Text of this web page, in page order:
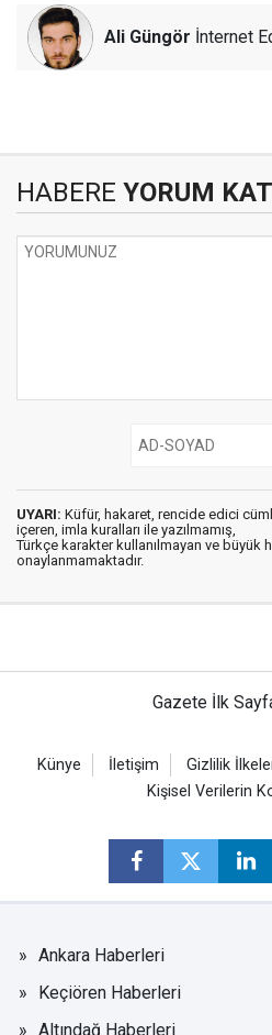
Ali Güngör İnternet
HABERE YORUM KAT
UYARI: Küfür, hakaret, rencide edici
içeren, imla kuralları ile yazılmamış,
Türkçe karakter kullanılmayan ve büyük
onaylanmamaktadır.
Gazete İlk
Künye İletişim Gizlilik
Kişisel Verilerin
Ankara Haberleri
Keçiören Haberleri
Altındağ Haberleri